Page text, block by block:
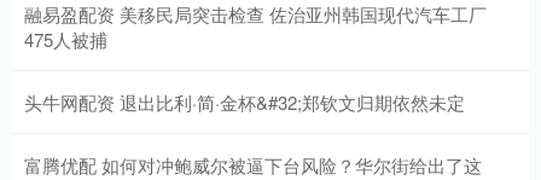
融易盈配资 美移民局突击检查 佐治亚州韩国现代汽车工厂
475人被捕
头牛网配资 退出比利·简·金杯&#32;郑钦文归期依然未定
富腾优配 如何对冲鲍威尔被逼下台风险？华尔街给出了这